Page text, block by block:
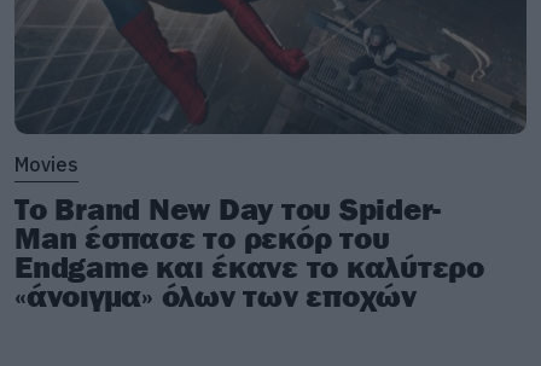
Movies
Το Brand New Day του Spider-
Man έσπασε το ρεκόρ του
Endgame και έκανε το καλύτερο
«άνοιγμα» όλων των εποχών